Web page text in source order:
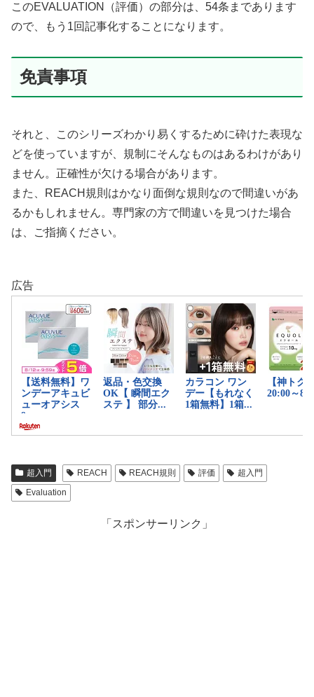
このEVALUATION（評価）の部分は、54条まであります
ので、もう1回記事化することになります。
免責事項
それと、このシリーズわかり易くするために砕けた表現な
どを使っていますが、規制にそんなものはあるわけがあり
ません。正確性が欠ける場合があります。
また、REACH規則はかなり面倒な規則なので間違いがあ
るかもしれません。専門家の方で間違いを見つけた場合
は、ご指摘ください。
広告
超入門 REACH REACH規則 評価
超入門
Evaluation
「スポンサーリンク」